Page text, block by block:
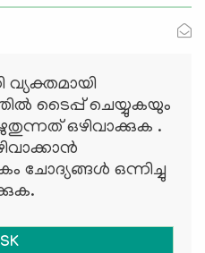
ടൈപ്പ് ചെയ്യുകയും
ഒഴിവാക്കുക .
ചോദ്യങ്ങള്‍ ഒന്നിച്ചു